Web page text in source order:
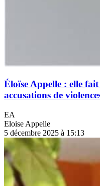
Éloïse Appelle : elle
accusations de
EA
Eloise Appelle
5 décembre 2025 à 15:13